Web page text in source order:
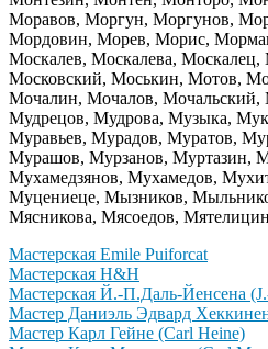
Моравов, Моргун, Моргунов,
Мордовин, Морев, Морис,
Москалев, Москалева,
Московский, Моськин, Мотов,
Мочалин, Мочалов,
Мудрецов, Мудрова, Музыка,
Муравьев, Мурадов, Муратов,
Мурашов, Мурзанов, Муртазин,
Мухамедзянов, Мухамедов,
Муцениеце, Мызников,
Мясникова, Мясоедов,
Мастерская Emile Puiforcat
Мастерская H&H
Мастерская Й.-П.Даль-Йенсена
Мастер Даниэль Эдвард
Мастер Карл Гейне (Carl Heine)